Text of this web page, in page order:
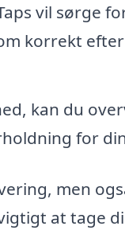
vil sørge
korrekt
kan du
for
men
at tage